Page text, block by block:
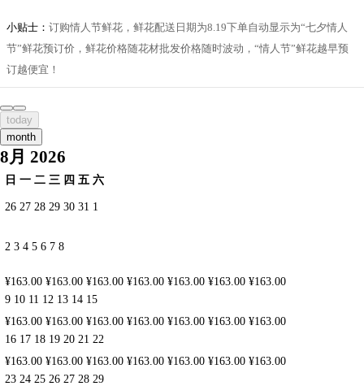
小贴士： 订购情人节鲜花，鲜花配送日期为8.19下单自动显示为“七夕情人
节”鲜花预订价，鲜花价格随花材批发价格随时波动，“情人节”鲜花越早预
订越便宜！
today
month
8月 2026
日 一 二 三 四 五 六
26 27 28 29 30 31 1
2 3 4 5 6 7 8
¥163.00 ¥163.00 ¥163.00 ¥163.00 ¥163.00 ¥163.00 ¥163.00
9 10 11 12 13 14 15
¥163.00 ¥163.00 ¥163.00 ¥163.00 ¥163.00 ¥163.00 ¥163.00
16 17 18 19 20 21 22
¥163.00 ¥163.00 ¥163.00 ¥163.00 ¥163.00 ¥163.00 ¥163.00
23 24 25 26 27 28 29